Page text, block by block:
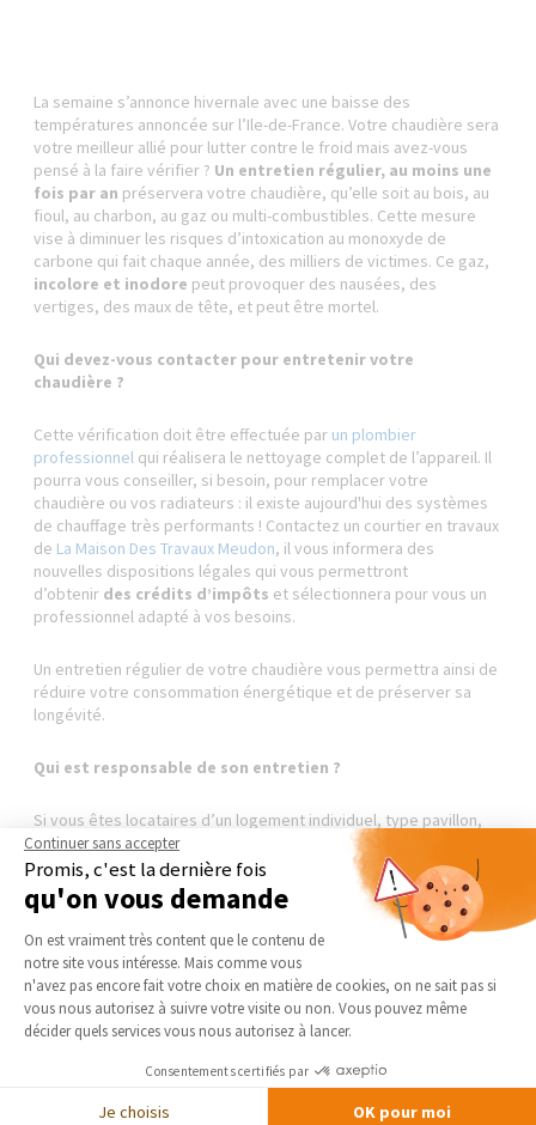
La semaine s’annonce hivernale avec une baisse des
températures annoncée sur l’Ile-de-France. Votre chaudière sera
votre meilleur allié pour lutter contre le froid mais avez-vous
pensé à la faire vérifier ? Un entretien régulier, au moins une
fois par an préservera votre chaudière, qu’elle soit au bois, au
fioul, au charbon, au gaz ou multi-combustibles. Cette mesure
vise à diminuer les risques d’intoxication au monoxyde de
carbone qui fait chaque année, des milliers de victimes. Ce gaz,
incolore et inodore peut provoquer des nausées, des
vertiges, des maux de tête, et peut être mortel.
Qui devez-vous contacter pour entretenir votre
chaudière ?
Cette vérification doit être effectuée par un plombier
professionnel qui réalisera le nettoyage complet de l’appareil. Il
pourra vous conseiller, si besoin, pour remplacer votre
chaudière ou vos radiateurs : il existe aujourd'hui des systèmes
de chauffage très performants ! Contactez un courtier en travaux
de La Maison Des Travaux Meudon, il vous informera des
nouvelles dispositions légales qui vous permettront
d’obtenir des crédits d’impôts et sélectionnera pour vous un
professionnel adapté à vos besoins.
Un entretien régulier de votre chaudière vous permettra ainsi de
réduire votre consommation énergétique et de préserver sa
longévité.
Qui est responsable de son entretien ?
Si vous êtes locataires d’un logement individuel, type pavillon,
vous serez en charge de son entretien annuel, sauf dispositions
contraires. Pour les logements collectifs, cette responsabilité
revient au propriétaire ou au syndicat de copropriétaires.
Pour plus d’informations sur l’entretien ou le remplacement de
votre système de chauffage, contactez un courtier en travaux
de l’agenceLa Maison Des Travaux Meudonpar téléphone au
01.82.00.65.77 ou par le biais de notre formulaire.
CONTACTEZ-NOUS
Continuer sans accepter
Promis, c'est la dernière fois
qu'on vous demande
Plateforme de Gestion du
On est vraiment très content que le contenu de
notre site vous intéresse. Mais comme vous
n'avez pas encore fait votre choix en matière de cookies, on ne sait pas si
vous nous autorisez à suivre votre visite ou non. Vous pouvez même
décider quels services vous nous autorisez à lancer.
Consentements certifiés par
Je choisis OK pour moi
Axeptio consent